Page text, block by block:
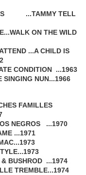
...TAMMY TELL
ON THE WILD
...A CHILD IS
CONDITION ...1963
SINGING NUN...1966
FAMILLES
NEGROS ...1970
...1971
& BUSHROD ...1974
TREMBLE...1974